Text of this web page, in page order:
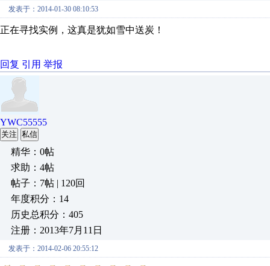
发表于：2014-01-30 08:10:53
正在寻找实例，这真是犹如雪中送炭！
回复 引用 举报
YWC55555
关注 私信
精华：0帖
求助：4帖
帖子：7帖 | 120回
年度积分：14
历史总积分：405
注册：2013年7月11日
发表于：2014-02-06 20:55:12